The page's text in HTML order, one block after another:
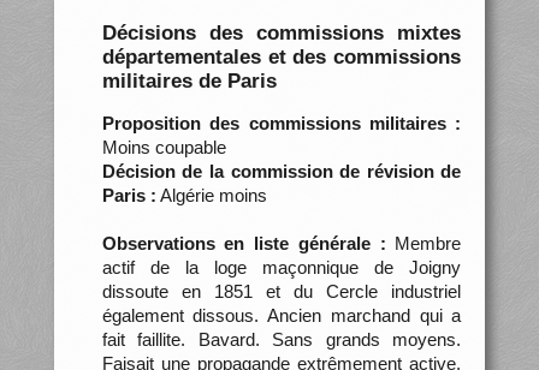
Décisions des commissions mixtes
départementales et des commissions
militaires de Paris
Proposition des commissions militaires :
Moins coupable
Décision de la commission de révision de
Paris : Algérie moins
Observations en liste générale : Membre
actif de la loge maçonnique de Joigny
dissoute en 1851 et du Cercle industriel
également dissous. Ancien marchand qui a
fait faillite. Bavard. Sans grands moyens.
Faisait une propagande extrêmement active.